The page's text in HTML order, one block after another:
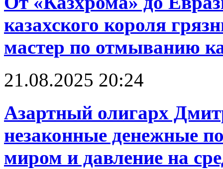
казахского короля
мастер по отмыванию
21.08.2025 20:24
Азартный олигарх
незаконные денежные
миром и давление на